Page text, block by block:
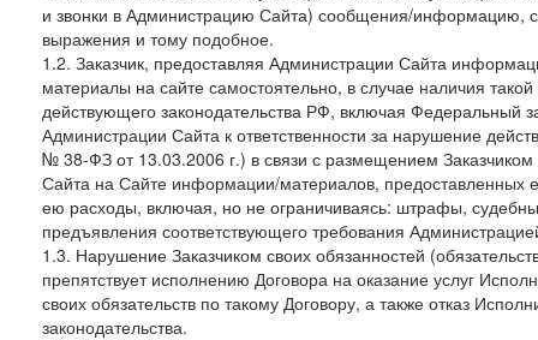
и звонки в Администрацию Сайта) сообщения/информацию,
выражения и тому подобное.
1.2. Заказчик, предоставляя Администрации Сайта
материалы на сайте самостоятельно, в случае наличия
действующего законодательства РФ, включая
Администрации Сайта к ответственности за нарушение
№ 38-ФЗ от 13.03.2006 г.) в связи с размещением
Сайта на Сайте информации/материалов, предоставленных
ею расходы, включая, но не ограничиваясь: штрафы,
предъявления соответствующего требования
1.3. Нарушение Заказчиком своих обязанностей
препятствует исполнению Договора на оказание услуг
своих обязательств по такому Договору, а также отказ
законодательства.